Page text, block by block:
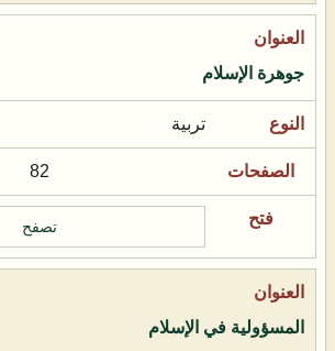
جوهرة الإسلام
تربية
82
تصفح
المسؤولية في الإسلام